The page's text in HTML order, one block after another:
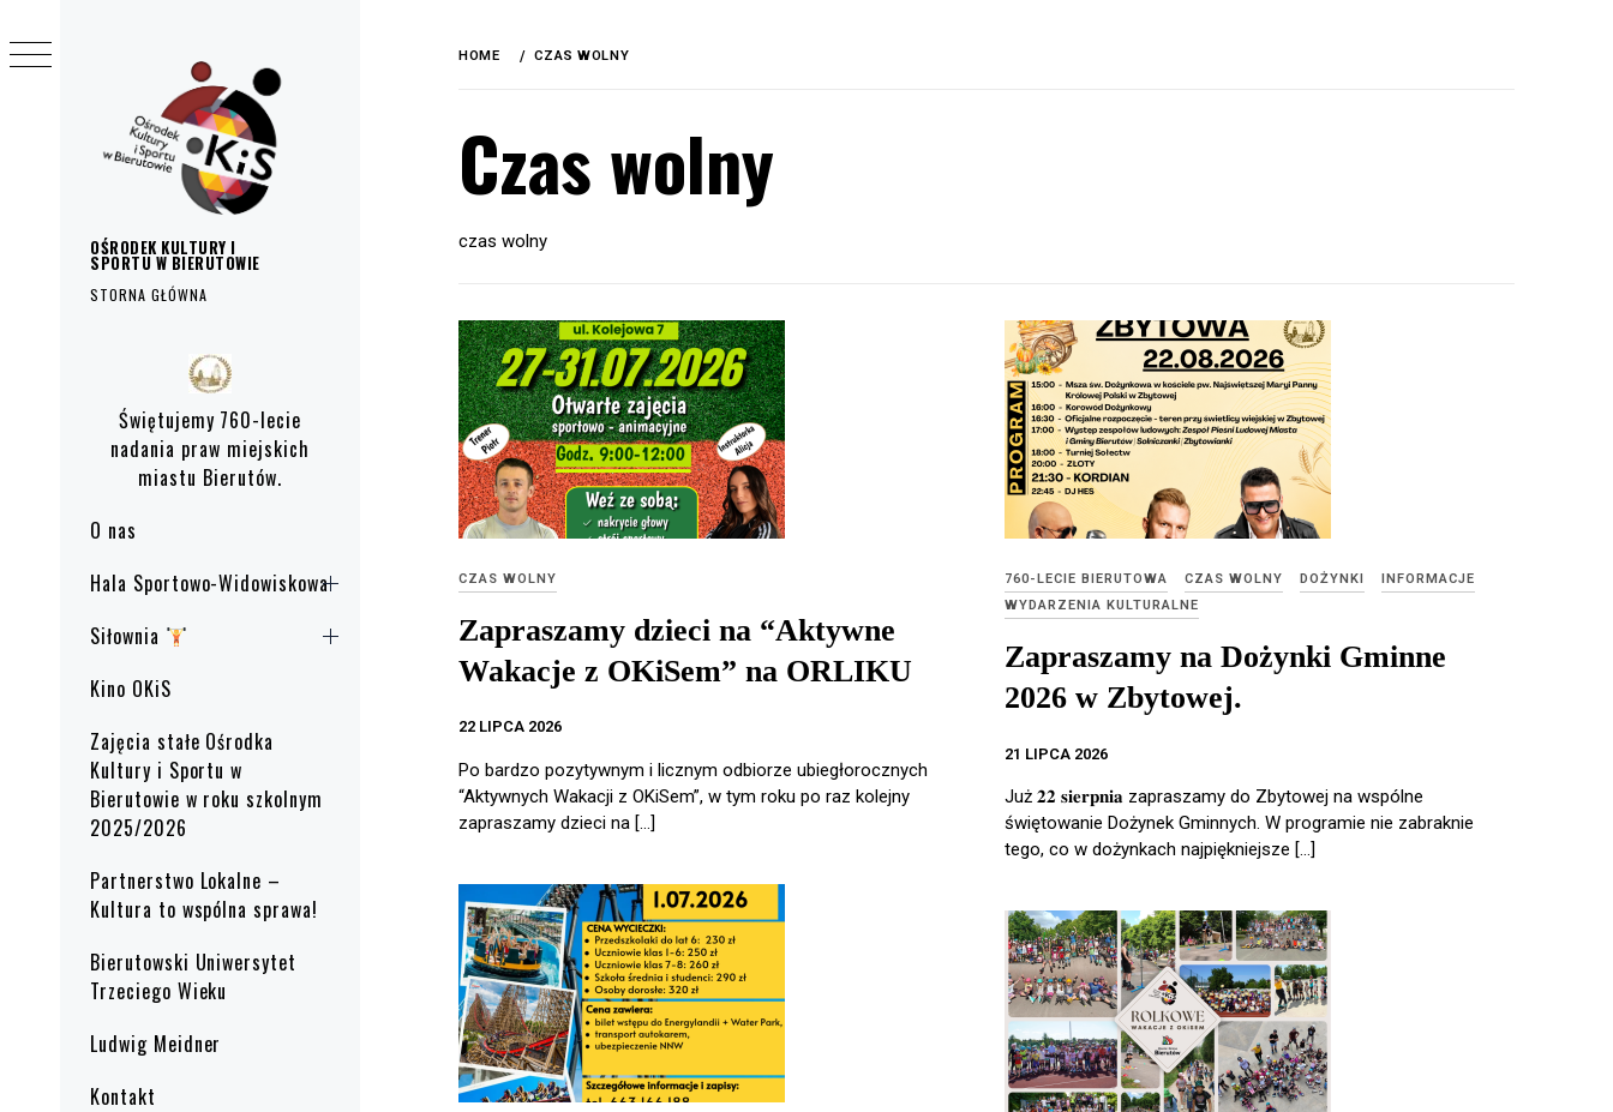
OŚRODEK KULTURY I
SPORTU W BIERUTOWIE
STORNA GŁÓWNA
Świętujemy 760-lecie
nadania praw miejskich
miastu Bierutów.
O nas
Hala Sportowo-Widowiskowa
Siłownia
Kino OKiS
Zajęcia stałe Ośrodka
Kultury i Sportu w
Bierutowie w roku szkolnym
2025/2026
Partnerstwo Lokalne –
Kultura to wspólna sprawa!
Bierutowski Uniwersytet
Trzeciego Wieku
Ludwig Meidner
Kontakt
HOME CZAS WOLNY
Czas wolny
czas wolny
CZAS WOLNY
Zapraszamy dzieci na “Aktywne
Wakacje z OKiSem” na ORLIKU
22 LIPCA 2026
Po bardzo pozytywnym i licznym odbiorze ubiegłorocznych
“Aktywnych Wakacji z OKiSem”, w tym roku po raz kolejny
zapraszamy dzieci na […]
760-LECIE BIERUTOWA CZAS WOLNY DOŻYNKI
INFORMACJE
WYDARZENIA KULTURALNE
Zapraszamy na Dożynki Gminne
2026 w Zbytowej.
21 LIPCA 2026
Już 𝟐𝟐 𝐬𝐢𝐞𝐫𝐩𝐧𝐢𝐚 zapraszamy do Zbytowej na wspólne
świętowanie Dożynek Gminnych. W programie nie zabraknie
tego, co w dożynkach najpiękniejsze […]